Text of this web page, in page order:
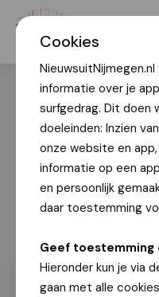
Cookies
informatie over je
surfgedrag. Dit doen
doeleinden: Inzien
onze website en
informatie op een
en persoonlijk
daar toestemming
Geef toestemming
Hieronder kun je via
gaan met alle